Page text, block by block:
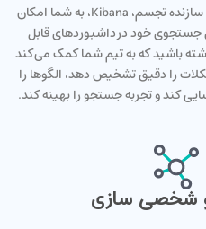
تحلیل‌گر داخلی الاستیک و سازنده تجسم، Kibana، به شما امکان
جستجوی خود در داشبوردهای قابل
باشید که به تیم شما کمک می‌کند
را دقیق تشخیص دهد، الگوها را
کند و تجربه جستجو را بهینه کند.
و شخصی سازی